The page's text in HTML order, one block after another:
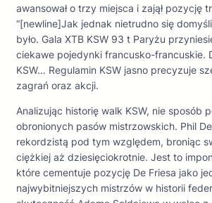
awansował o trzy miejsca i zajął pozycję
“[newline]Jak jednak nietrudno się
było. Gala XTB KSW 93 t Paryżu
ciekawe pojedynki francusko-francuskie.
KSW… Regulamin KSW jasno precyzuje
zagrań oraz akcji.
Analizując historię walk KSW, nie sposób
obronionych pasów mistrzowskich. Phil
rekordzistą pod tym względem, broniąc
ciężkiej aż dziesięciokrotnie. Jest to
które cementuje pozycję De Friesa jako
najwybitniejszych mistrzów w historii